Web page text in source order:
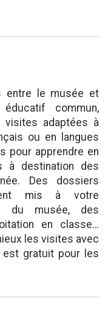
entre le musée et
commun,
visites adaptées à
ou en langues
pour apprendre en
à destination des
Des dossiers
mis à votre
du musée, des
en classe…
les visites avec
est gratuit pour les